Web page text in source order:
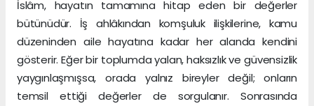
İslâm, hayatın tamamına hitap eden bir değerler
bütünüdür. İş ahlâkından komşuluk ilişkilerine, kamu
düzeninden aile hayatına kadar her alanda kendini
gösterir. Eğer bir toplumda yalan, haksızlık ve güvensizlik
yaygınlaşmışsa, orada yalnız bireyler değil; onların
temsil ettiği değerler de sorgulanır. Sonrasında